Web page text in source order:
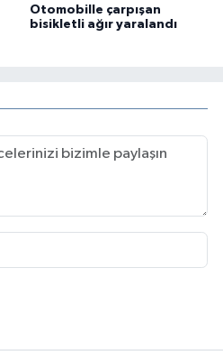
Otomobille çarpışan
bisikletli ağır yaralandı